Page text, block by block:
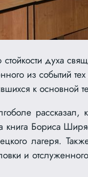
духа
из событий
к основной
Бориса
лагеря.
и